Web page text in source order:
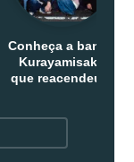
Conheça a banda
Kurayamisaka
que reacendeu o